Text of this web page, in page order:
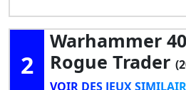
2
Warhammer
Rogue Trader
VOIR DES JEUX